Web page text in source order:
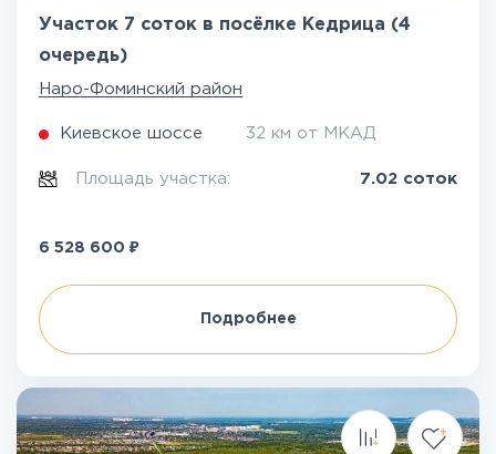
Участок 7 соток в посёлке Кедрица (4
очередь)
Наро-Фоминский район
Киевское шоссе 32 км от МКАД
Площадь участка: 7.02 соток
6 528 600 ₽
Подробнее